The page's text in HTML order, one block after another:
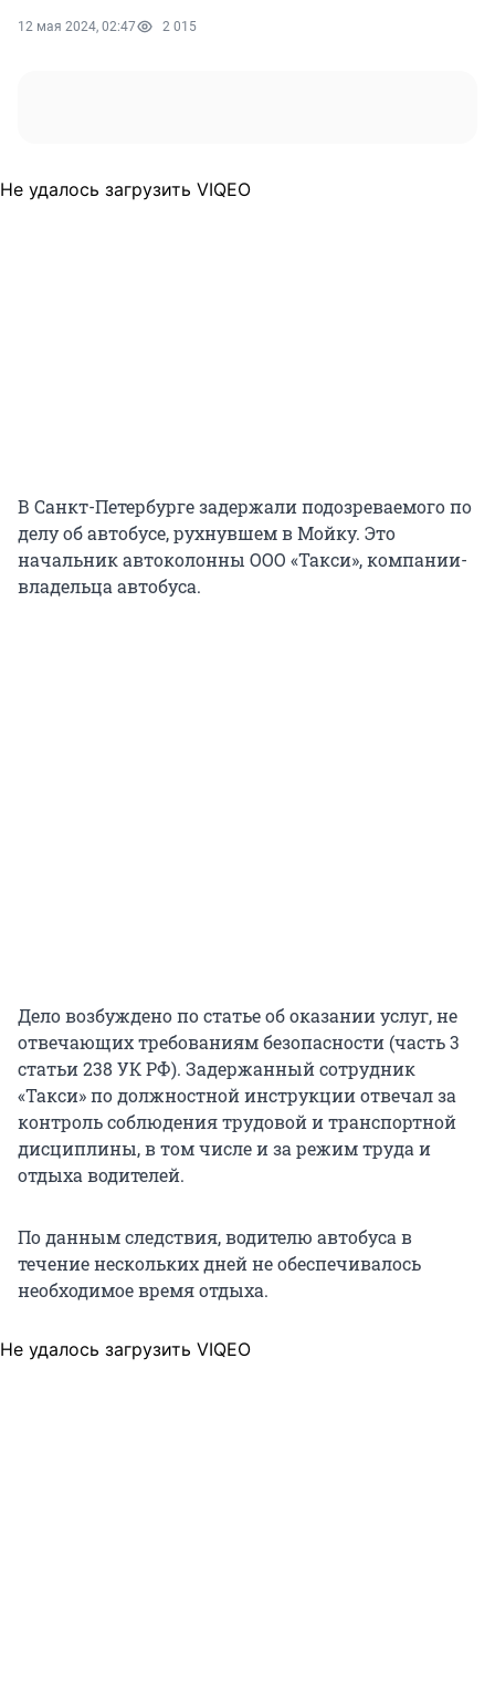
12 мая 2024, 02:47 2 015
Не удалось загрузить VIQEO
В Санкт-Петербурге задержали подозреваемого по
делу об автобусе, рухнувшем в Мойку. Это
начальник автоколонны ООО «Такси», компании-
владельца автобуса.
Дело возбуждено по статье об оказании услуг, не
отвечающих требованиям безопасности (часть 3
статьи 238 УК РФ). Задержанный сотрудник
«Такси» по должностной инструкции отвечал за
контроль соблюдения трудовой и транспортной
дисциплины, в том числе и за режим труда и
отдыха водителей.
По данным следствия, водителю автобуса в
течение нескольких дней не обеспечивалось
необходимое время отдыха.
Не удалось загрузить VIQEO